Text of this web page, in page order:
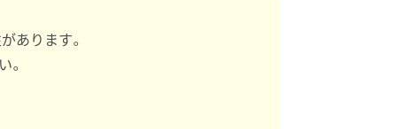
あります。
。